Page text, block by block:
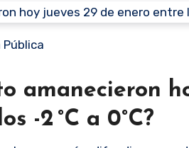
Pública
amanecieron
-2 °C a 0°C?